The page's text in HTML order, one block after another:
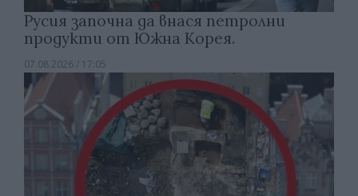
Русия започна да внася петролни
продукти от Южна Корея.
07.08.2026 / 17:05